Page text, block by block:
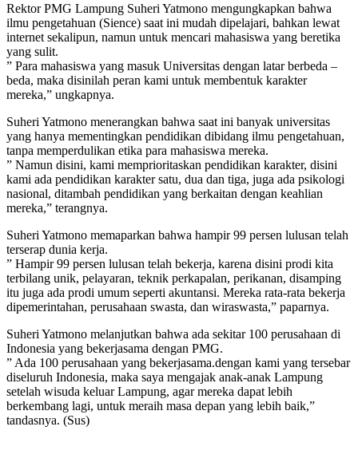
Rektor PMG Lampung Suheri Yatmono mengungkapkan bahwa
ilmu pengetahuan (Sience) saat ini mudah dipelajari, bahkan lewat
internet sekalipun, namun untuk mencari mahasiswa yang beretika
yang sulit.
” Para mahasiswa yang masuk Universitas dengan latar berbeda –
beda, maka disinilah peran kami untuk membentuk karakter
mereka,” ungkapnya.
Suheri Yatmono menerangkan bahwa saat ini banyak universitas
yang hanya mementingkan pendidikan dibidang ilmu pengetahuan,
tanpa memperdulikan etika para mahasiswa mereka.
” Namun disini, kami memprioritaskan pendidikan karakter, disini
kami ada pendidikan karakter satu, dua dan tiga, juga ada psikologi
nasional, ditambah pendidikan yang berkaitan dengan keahlian
mereka,” terangnya.
Suheri Yatmono memaparkan bahwa hampir 99 persen lulusan telah
terserap dunia kerja.
” Hampir 99 persen lulusan telah bekerja, karena disini prodi kita
terbilang unik, pelayaran, teknik perkapalan, perikanan, disamping
itu juga ada prodi umum seperti akuntansi. Mereka rata-rata bekerja
dipemerintahan, perusahaan swasta, dan wiraswasta,” paparnya.
Suheri Yatmono melanjutkan bahwa ada sekitar 100 perusahaan di
Indonesia yang bekerjasama dengan PMG.
” Ada 100 perusahaan yang bekerjasama.dengan kami yang tersebar
diseluruh Indonesia, maka saya mengajak anak-anak Lampung
setelah wisuda keluar Lampung, agar mereka dapat lebih
berkembang lagi, untuk meraih masa depan yang lebih baik,”
tandasnya. (Sus)